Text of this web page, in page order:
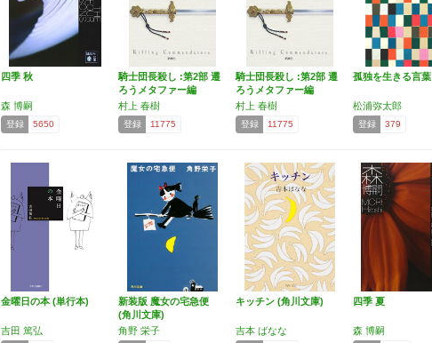
四季 秋
森 博嗣
登録 5650
騎士団長殺し :第2部 遷
ろうメタファー編
村上 春樹
登録 11775
騎士団長殺し :第2部 遷
ろうメタファー編
村上 春樹
登録 11775
孤独を生きる言葉
松浦弥太郎
登録 379
金曜日の本 (単行本)
吉田 篤弘
新装版 魔女の宅急便
(角川文庫)
角野 栄子
キッチン (角川文庫)
吉本 ばなな
四季 夏
森 博嗣